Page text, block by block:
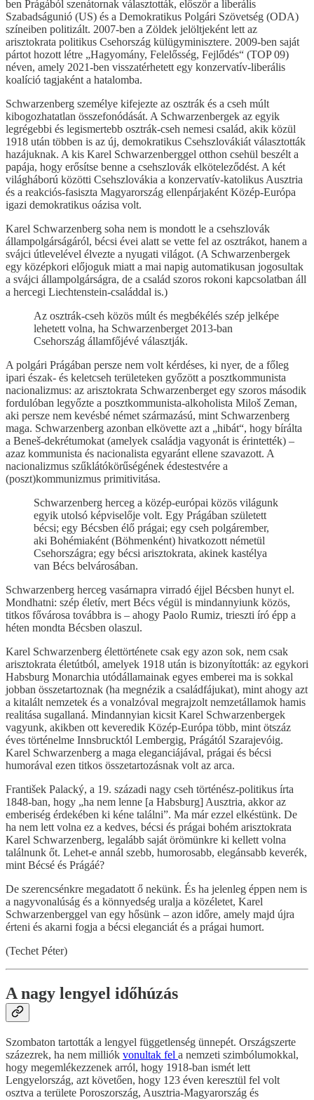
ben Prágából szenátornak választották, először a liberális
Szabadságunió (US) és a Demokratikus Polgári Szövetség (ODA)
színeiben politizált. 2007-ben a Zöldek jelöltjeként lett az
arisztokrata politikus Csehország külügyminisztere. 2009-ben saját
pártot hozott létre „Hagyomány, Felelősség, Fejlődés“ (TOP 09)
néven, amely 2021-ben visszatérhetett egy konzervatív-liberális
koalíció tagjaként a hatalomba.
Schwarzenberg személye kifejezte az osztrák és a cseh múlt
kibogozhatatlan összefonódását. A Schwarzenbergek az egyik
legrégebbi és legismertebb osztrák-cseh nemesi család, akik közül
1918 után többen is az új, demokratikus Csehszlovákiát választották
hazájuknak. A kis Karel Schwarzenberggel otthon csehül beszélt a
papája, hogy erősítse benne a csehszlovák elköteleződést. A két
világháború közötti Csehszlovákia a konzervatív-katolikus Ausztria
és a reakciós-fasiszta Magyarország ellenpárjaként Közép-Európa
igazi demokratikus oázisa volt.
Karel Schwarzenberg soha nem is mondott le a csehszlovák
állampolgárságáról, bécsi évei alatt se vette fel az osztrákot, hanem a
svájci útlevelével élvezte a nyugati világot. (A Schwarzenbergek
egy középkori előjoguk miatt a mai napig automatikusan jogosultak
a svájci állampolgárságra, de a család szoros rokoni kapcsolatban áll
a hercegi Liechtenstein-családdal is.)
Az osztrák-cseh közös múlt és megbékélés szép jelképe
lehetett volna, ha Schwarzenberget 2013-ban
Csehország államfőjévé választják.
A polgári Prágában persze nem volt kérdéses, ki nyer, de a főleg
ipari észak- és keletcseh területeken győzött a posztkommunista
nacionalizmus: az arisztokrata Schwarzenberget egy szoros második
fordulóban legyőzte a posztkommunista-alkoholista Miloš Zeman,
aki persze nem kevésbé német származású, mint Schwarzenberg
maga. Schwarzenberg azonban elkövette azt a „hibát“, hogy bírálta
a Beneš-dekrétumokat (amelyek családja vagyonát is érintették) –
azaz kommunista és nacionalista egyaránt ellene szavazott. A
nacionalizmus szűklátókörűségének édestestvére a
(poszt)kommunizmus primitivitása.
Schwarzenberg herceg a közép-európai közös világunk
egyik utolsó képviselője volt. Egy Prágában született
bécsi; egy Bécsben élő prágai; egy cseh polgárember,
aki Bohémiaként (Böhmenként) hivatkozott németül
Csehországra; egy bécsi arisztokrata, akinek kastélya
van Bécs belvárosában.
Schwarzenberg herceg vasárnapra virradó éjjel Bécsben hunyt el.
Mondhatni: szép életív, mert Bécs végül is mindannyiunk közös,
titkos fővárosa továbbra is – ahogy Paolo Rumiz, trieszti író épp a
héten mondta Bécsben olaszul.
Karel Schwarzenberg élettörténete csak egy azon sok, nem csak
arisztokrata életútból, amelyek 1918 után is bizonyították: az egykori
Habsburg Monarchia utódállamainak egyes emberei ma is sokkal
jobban összetartoznak (ha megnézik a családfájukat), mint ahogy azt
a kitalált nemzetek és a vonalzóval megrajzolt nemzetállamok hamis
realitása sugallaná. Mindannyian kicsit Karel Schwarzenbergek
vagyunk, akikben ott keveredik Közép-Európa több, mint ötszáz
éves történelme Innsbrucktól Lembergig, Prágától Szarajevóig.
Karel Schwarzenberg a maga eleganciájával, prágai és bécsi
humorával ezen titkos összetartozásnak volt az arca.
František Palacký, a 19. századi nagy cseh történész-politikus írta
1848-ban, hogy „ha nem lenne [a Habsburg] Ausztria, akkor az
emberiség érdekében ki kéne találni”. Ma már ezzel elkéstünk. De
ha nem lett volna ez a kedves, bécsi és prágai bohém arisztokrata
Karel Schwarzenberg, legalább saját örömünkre ki kellett volna
találnunk őt. Lehet-e annál szebb, humorosabb, elegánsabb keverék,
mint Bécsé és Prágáé?
De szerencsénkre megadatott ő nekünk. És ha jelenleg éppen nem is
a nagyvonalúság és a könnyedség uralja a közéletet, Karel
Schwarzenberggel van egy hősünk – azon időre, amely majd újra
érteni és akarni fogja a bécsi eleganciát és a prágai humort.
(Techet Péter)
A nagy lengyel időhúzás
Szombaton tartották a lengyel függetlenség ünnepét. Országszerte
százezrek, ha nem milliók vonultak fel a nemzeti szimbólumokkal,
hogy megemlékezzenek arról, hogy 1918-ban ismét lett
Lengyelország, azt követően, hogy 123 éven keresztül fel volt
osztva a területe Poroszország, Ausztria-Magyarország és